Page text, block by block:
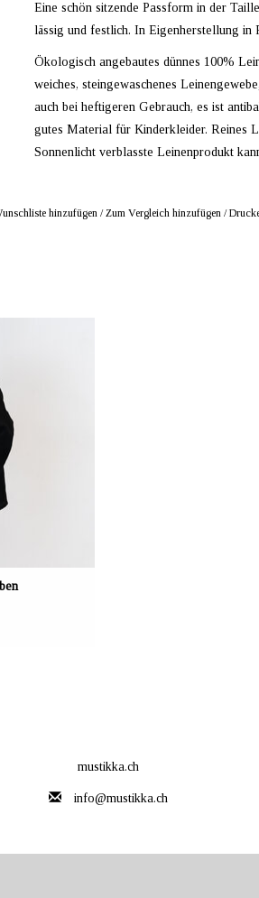
Eine schön sitzende Passform in der
lässig und festlich. In Eigenherstellung in
Ökologisch angebautes dünnes 100%
weiches, steingewaschenes
auch bei heftigeren Gebrauch, es ist
gutes Material für Kinderkleider. Reines
Sonnenlicht verblasste Leinenprodukt
hinzufügen/Zum Vergleich hinzufügen /
Nagel,
verleiht dem
Luftigkeit und
Grösse.
mustikka.ch
info@mustikka.ch